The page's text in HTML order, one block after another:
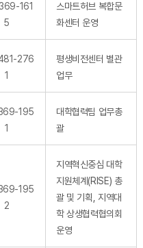
161
5
스마트허브 복합문
화센터 운영
276
1
평생비전센터 별관
업무
195
1
대학협력팀 업무총
괄
195
2
지역혁신중심 대학
지원체계(RISE) 총
괄 및 기획, 지역대
학 상생협력협의회
운영